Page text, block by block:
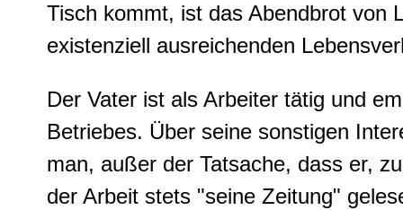
Tisch kommt, ist das Abendbrot von
existenziell ausreichenden
Der Vater ist als Arbeiter tätig und
Betriebes. Über seine sonstigen
man, außer der Tatsache, dass er,
der Arbeit stets "seine Zeitung"